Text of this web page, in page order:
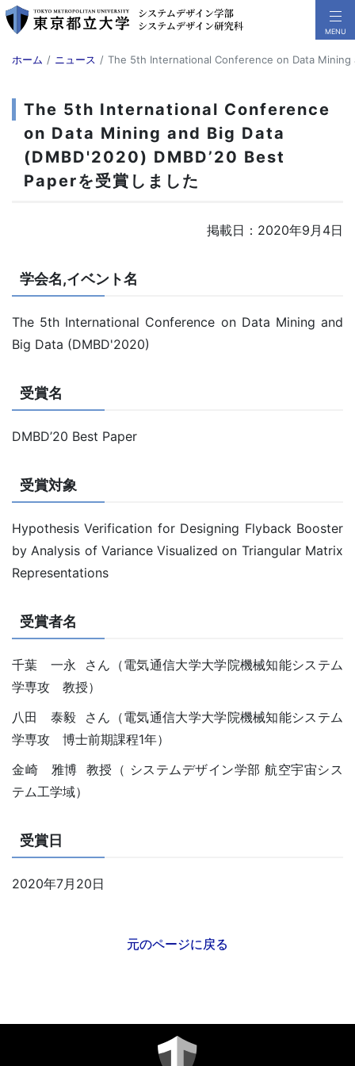
ホーム ニュース The 5th International Conference on Data Mining
The 5th International Conference
on Data Mining and Big Data
(DMBD'2020) DMBD’20 Best
Paperを受賞しました
掲載日：2020年9月4日
学会名,イベント名
The 5th International Conference on Data Mining and
Big Data (DMBD'2020)
受賞名
DMBD’20 Best Paper
受賞対象
Hypothesis Verification for Designing Flyback Booster
by Analysis of Variance Visualized on Triangular Matrix
Representations
受賞者名
千葉 一永 さん（電気通信大学大学院機械知能システム
学専攻 教授）
八田 泰毅 さん（電気通信大学大学院機械知能システム
学専攻 博士前期課程1年）
金崎 雅博 教授（ システムデザイン学部 航空宇宙シス
テム工学域）
受賞日
2020年7月20日
元のページに戻る